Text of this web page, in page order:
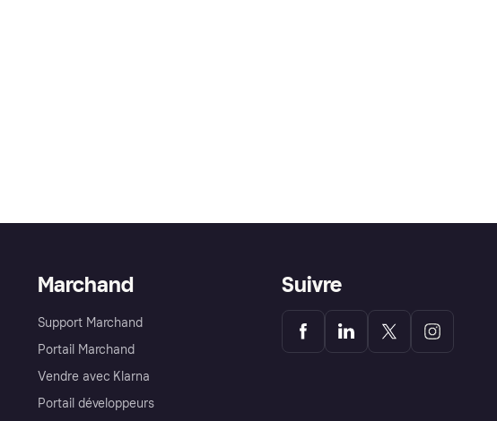
Marchand
Support Marchand
Portail Marchand
Vendre avec Klarna
Portail développeurs
Suivre